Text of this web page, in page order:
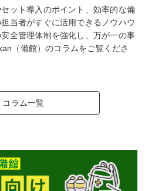
ット導入のポイント、効率的な備
当者がすぐに活用できるノウハウ
全管理体制を強化し、万が一の事
（備館）のコラムをご覧くださ
コラム一覧